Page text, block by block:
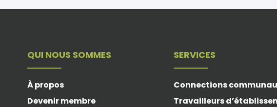
QUI NOUS SOMMES
À propos
Devenir membre
SERVICES
Connections
Travailleurs